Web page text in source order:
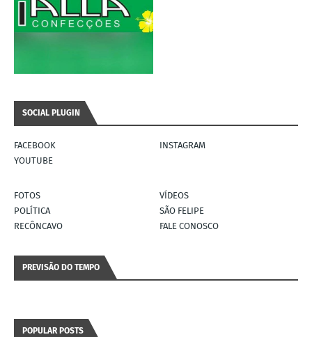
SOCIAL PLUGIN
FACEBOOK
INSTAGRAM
YOUTUBE
FOTOS
VÍDEOS
POLÍTICA
SÃO FELIPE
RECÔNCAVO
FALE CONOSCO
PREVISÃO DO TEMPO
POPULAR POSTS